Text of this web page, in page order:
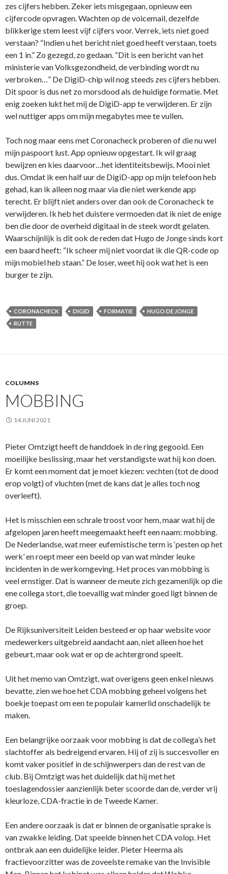
zes cijfers hebben. Zeker iets misgegaan, opnieuw een
cijfercode opvragen. Wachten op de voicemail, dezelfde
blikkerige stem leest vijf cijfers voor. Verrek, iets niet goed
verstaan? “Indien u het bericht niet goed heeft verstaan, toets
een 1 in.” Zo gezegd, zo gedaan. “Dit is een bericht van het
ministerie van Volksgezondheid, de verbinding wordt nu
verbroken…” De DigiD-chip wil nog steeds zes cijfers hebben.
Dit spoor is dus net zo morsdood als de huidige formatie. Met
enig zoeken lukt het mij de DigiD-app te verwijderen. Er zijn
wel nuttiger apps om mijn megabytes mee te vullen.
Toch nog maar eens met Coronacheck proberen of die nu wel
mijn paspoort lust. App opnieuw opgestart. Ik wil graag
bewijzen en kies daarvoor…het identiteitsbewijs. Mooi niet
dus. Omdat ik een half uur de DigiD-app op mijn telefoon heb
gehad, kan ik alleen nog maar via die niet werkende app
terecht. Er blijft niet anders over dan ook de Coronacheck te
verwijderen. Ik heb het duistere vermoeden dat ik niet de enige
ben die door de overheid digitaal in de steek wordt gelaten.
Waarschijnlijk is dit ook de reden dat Hugo de Jonge sinds kort
een baard heeft: “Ik scheer mij niet voordat ik die QR-code op
mijn mobiel heb staan.” De loser, weet hij ook wat het is een
burger te zijn.
CORONACHECK DIGID FORMATIE
HUGO DE JONGE
RUTTE
COLUMNS
MOBBING
14 JUNI 2021
Pieter Omtzigt heeft de handdoek in de ring gegooid. Een
moeilijke beslissing, maar het verstandigste wat hij kon doen.
Er komt een moment dat je moet kiezen: vechten (tot de dood
erop volgt) of vluchten (met de kans dat je alles toch nog
overleeft).
Het is misschien een schrale troost voor hem, maar wat hij de
afgelopen jaren heeft meegemaakt heeft een naam: mobbing.
De Nederlandse, wat meer eufemistische term is ‘pesten op het
werk’ en roept meer een beeld op van wat minder leuke
incidenten in de werkomgeving. Het proces van mobbing is
veel ernstiger. Dat is wanneer de meute zich gezamenlijk op die
ene collega stort, die toevallig wat minder goed ligt binnen de
groep.
De Rijksuniversiteit Leiden besteed er op haar website voor
medewerkers uitgebreid aandacht aan, niet alleen hoe het
gebeurt, maar ook wat er op de achtergrond speelt.
Uit het memo van Omtzigt, wat overigens geen enkel nieuws
bevatte, zien we hoe het CDA mobbing geheel volgens het
boekje toepast om een te populair kamerlid onschadelijk te
maken.
Een belangrijke oorzaak voor mobbing is dat de collega’s het
slachtoffer als bedreigend ervaren. Hij of zij is succesvoller en
komt vaker positief in de schijnwerpers dan de rest van de
club. Bij Omtzigt was het duidelijk dat hij met het
toeslagendossier aanzienlijk beter scoorde dan de, verder vrij
kleurloze, CDA-fractie in de Tweede Kamer.
Een andere oorzaak is dat er binnen de organisatie sprake is
van zwakke leiding. Dat speelde binnen het CDA volop. Het
ontbrak aan een duidelijke leider. Pieter Heerma als
fractievoorzitter was de zoveelste remake van the Invisible